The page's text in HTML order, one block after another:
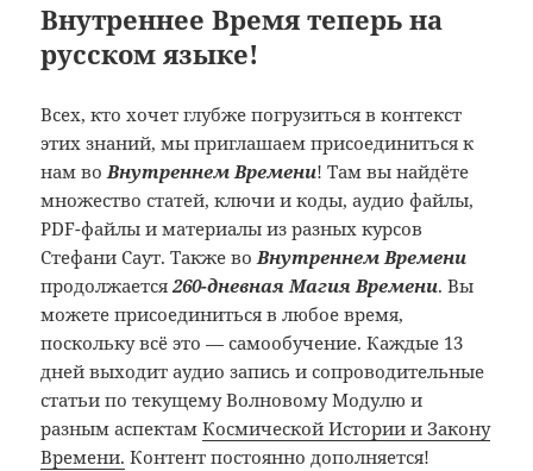
Внутреннее Время теперь на
русском языке!
Всех, кто хочет глубже погрузиться в контекст
этих знаний, мы приглашаем присоединиться к
нам воВнутреннем Времени! Там вы найдёте
множество статей, ключи и коды, аудио файлы,
PDF-файлы и материалы из разных курсов
Стефани Саут. Также воВнутреннем Времени
продолжается260-дневная Магия Времени. Вы
можете присоединиться в любое время,
поскольку всё это — самообучение. Каждые 13
дней выходит аудио запись и сопроводительные
статьи по текущему Волновому Модулю и
разным аспектамКосмической Истории и Закону
Времени. Контент постоянно дополняется!